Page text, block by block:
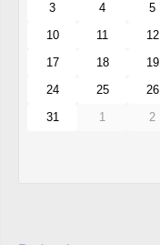
3
4 5
10
11 12
17
18 19
24
25 26
31
1 2